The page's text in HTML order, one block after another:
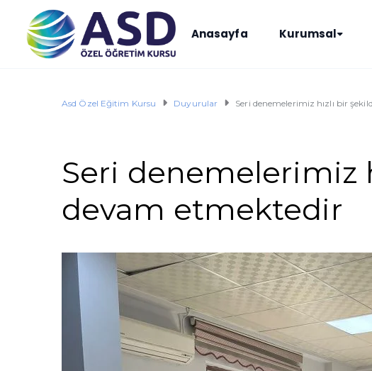
Anasayfa Kurumsal
Asd Özel Eğitim Kursu Duyurular Seri denemelerimiz hızlı bir
Seri denemelerimiz
devam etmektedir